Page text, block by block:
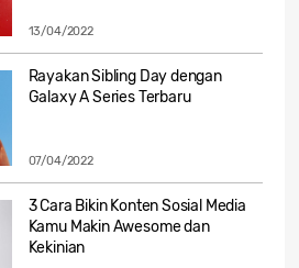
13/04/2022
Rayakan Sibling Day dengan
Galaxy A Series Terbaru
07/04/2022
3 Cara Bikin Konten Sosial Media
Kamu Makin Awesome dan
Kekinian